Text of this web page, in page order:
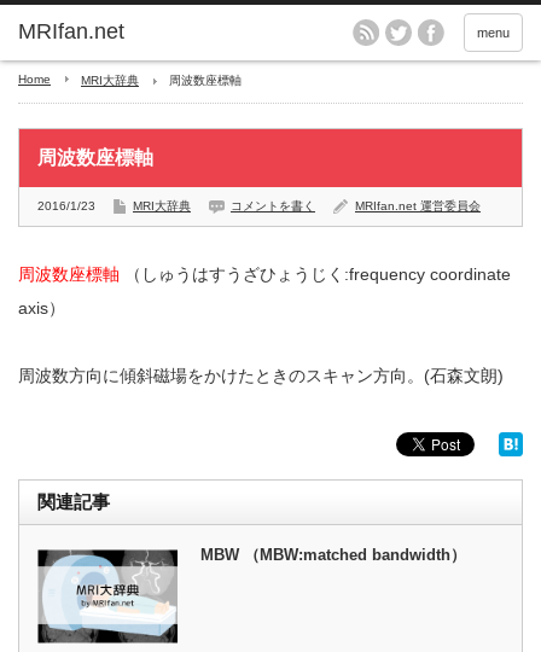
MRIfan.net menu
Home MRI大辞典 周波数座標軸
周波数座標軸
2016/1/23 MRI大辞典 コメントを書く MRIfan.net 運営委員会
周波数座標軸 （しゅうはすうざひょうじく:frequency coordinate
axis）
周波数方向に傾斜磁場をかけたときのスキャン方向。(石森文朗)
関連記事
MBW （MBW:matched bandwidth）